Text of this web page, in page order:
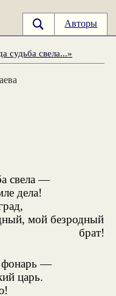
Авторы
судьба свела...»
свела —
дела!
мой безродный
брат!
фонарь —
царь.